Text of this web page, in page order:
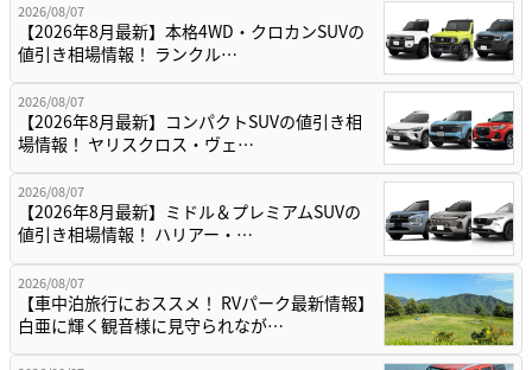
2026/08/07
【2026年8月最新】本格4WD・クロカンSUVの
値引き相場情報！ ランクル…
2026/08/07
【2026年8月最新】コンパクトSUVの値引き相
場情報！ ヤリスクロス・ヴェ…
2026/08/07
【2026年8月最新】ミドル＆プレミアムSUVの
値引き相場情報！ ハリアー・…
2026/08/07
【車中泊旅行におススメ！ RVパーク最新情報】
白亜に輝く観音様に見守られなが…